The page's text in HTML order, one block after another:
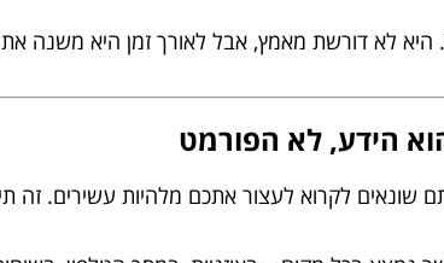
היא לא דורשת מאמץ, אבל לאורך זמן היא משנה את
הידע, לא הפורמט
שונאים לקרוא לעצור אתכם מלהיות עשירים. זה